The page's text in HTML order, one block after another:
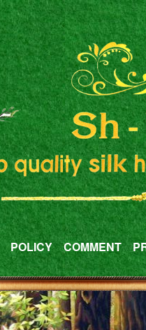
POLICY COMMENT